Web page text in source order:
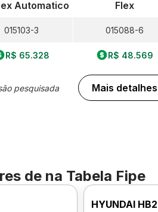
Automatico
015103-3
R$ 65.328
pesquisada
Flex
015088-6
R$ 48.569
Mais detalhes
de na Tabela Fipe
HYUNDAI